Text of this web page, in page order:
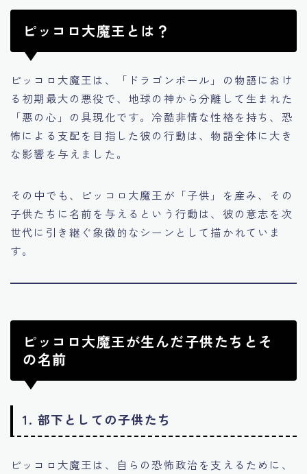
ピッコロ大魔王とは？
ピッコロ大魔王は、「ドラゴンボール」の物語におけ
る初期最大の悪役で、地球の神から分離して生まれた
「悪の心」の具現化です。冷酷非情な性格を持ち、恐
怖による支配を目指した彼の行動は、物語全体に大き
な影響を与えました。
その中でも、ピッコロ大魔王が「子供」を産み、その
子供たちに名前を与えるという行動は、彼の意志を次
世代に引き継ぐ象徴的なシーンとして描かれていま
す。
ピッコロ大魔王が生んだ子供たちとそ
の名前
1. 部下としての子供たち
ピッコロ大魔王は、自らの恐怖政治を支えるために、